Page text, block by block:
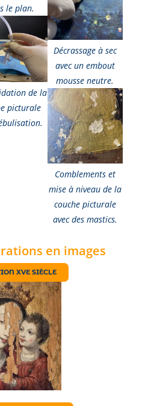
le plan.
de la
picturale
Décrassage à sec
avec un embout
mousse neutre.
Comblements et
mise à niveau de la
couche picturale
avec des mastics.
en images
XVE SIÈCLE